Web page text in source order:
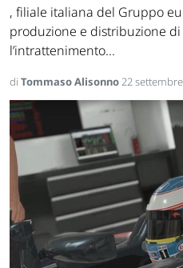
, filiale italiana del Gruppo
produzione e distribuzione
l’intrattenimento...
di Tommaso Alisonno22